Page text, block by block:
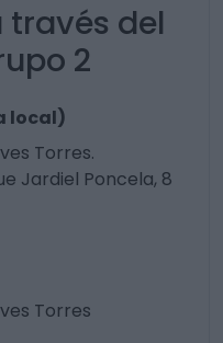
del
2
local)
Torres.
Jardiel Poncela, 8
Torres